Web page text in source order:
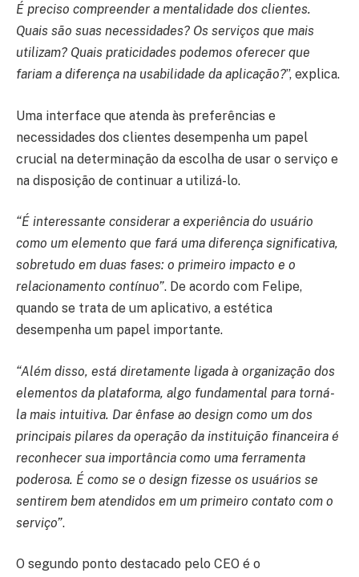
É preciso compreender a mentalidade dos clientes.
Quais são suas necessidades? Os serviços que mais
utilizam? Quais praticidades podemos oferecer que
fariam a diferença na usabilidade da aplicação?”, explica.
Uma interface que atenda às preferências e
necessidades dos clientes desempenha um papel
crucial na determinação da escolha de usar o serviço e
na disposição de continuar a utilizá-lo.
“É interessante considerar a experiência do usuário
como um elemento que fará uma diferença significativa,
sobretudo em duas fases: o primeiro impacto e o
relacionamento contínuo”. De acordo com Felipe,
quando se trata de um aplicativo, a estética
desempenha um papel importante.
“Além disso, está diretamente ligada à organização dos
elementos da plataforma, algo fundamental para torná-
la mais intuitiva. Dar ênfase ao design como um dos
principais pilares da operação da instituição financeira é
reconhecer sua importância como uma ferramenta
poderosa. É como se o design fizesse os usuários se
sentirem bem atendidos em um primeiro contato com o
serviço”.
O segundo ponto destacado pelo CEO é o